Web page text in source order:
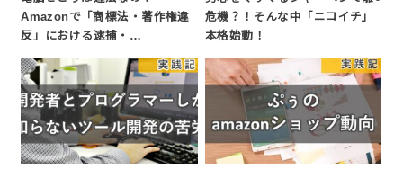
Amazonで「商標法・著作権違
反」における逮捕・…
危機？！そんな中「ニコイチ」
本格始動！